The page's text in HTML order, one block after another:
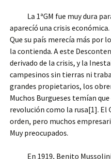
La 1ªGM fue muy dura
aparecíó una crisis
Que su país merecía más por
la contienda. A este
derivado de la crisis, y la
campesinos sin tierras ni
grandes propietarios, los
Muchos Burgueses temían
revolución como la rusa[1].
orden, pero muchos
Muy preocupados.
En 1919, Benito Mussolini